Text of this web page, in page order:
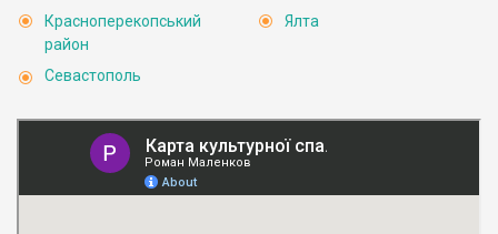
Красноперекопський
район
Севастополь
Ялта